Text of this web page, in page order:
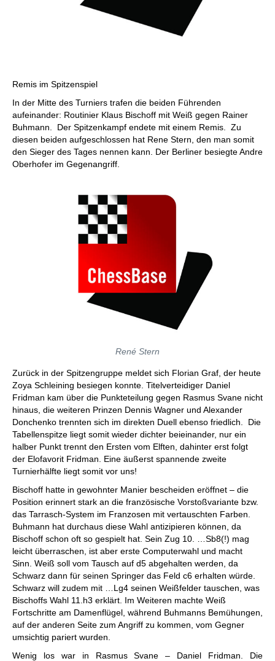
Remis im Spitzenspiel
In der Mitte des Turniers trafen die beiden Führenden
aufeinander: Routinier Klaus Bischoff mit Weiß gegen Rainer
Buhmann. Der Spitzenkampf endete mit einem Remis. Zu
diesen beiden aufgeschlossen hat Rene Stern, den man somit
den Sieger des Tages nennen kann. Der Berliner besiegte Andre
Oberhofer im Gegenangriff.
René Stern
Zurück in der Spitzengruppe meldet sich Florian Graf, der heute
Zoya Schleining besiegen konnte. Titelverteidiger Daniel
Fridman kam über die Punkteteilung gegen Rasmus Svane nicht
hinaus, die weiteren Prinzen Dennis Wagner und Alexander
Donchenko trennten sich im direkten Duell ebenso friedlich. Die
Tabellenspitze liegt somit wieder dichter beieinander, nur ein
halber Punkt trennt den Ersten vom Elften, dahinter erst folgt
der Elofavorit Fridman. Eine äußerst spannende zweite
Turnierhälfte liegt somit vor uns!
Bischoff hatte in gewohnter Manier bescheiden eröffnet – die
Position erinnert stark an die französische Vorstoßvariante bzw.
das Tarrasch-System im Franzosen mit vertauschten Farben.
Buhmann hat durchaus diese Wahl antizipieren können, da
Bischoff schon oft so gespielt hat. Sein Zug 10. …Sb8(!) mag
leicht überraschen, ist aber erste Computerwahl und macht
Sinn. Weiß soll vom Tausch auf d5 abgehalten werden, da
Schwarz dann für seinen Springer das Feld c6 erhalten würde.
Schwarz will zudem mit …Lg4 seinen Weißfelder tauschen, was
Bischoffs Wahl 11.h3 erklärt. Im Weiteren machte Weiß
Fortschritte am Damenflügel, während Buhmanns Bemühungen,
auf der anderen Seite zum Angriff zu kommen, vom Gegner
umsichtig pariert wurden.
Wenig los war in Rasmus Svane – Daniel Fridman. Die